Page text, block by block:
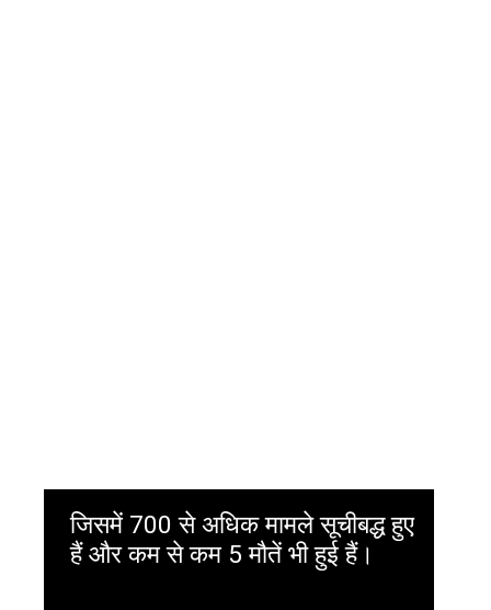
जिसमें 700 से अधिक मामले सूचीबद्ध हुए
हैं और कम से कम 5 मौतें भी हुई हैं।